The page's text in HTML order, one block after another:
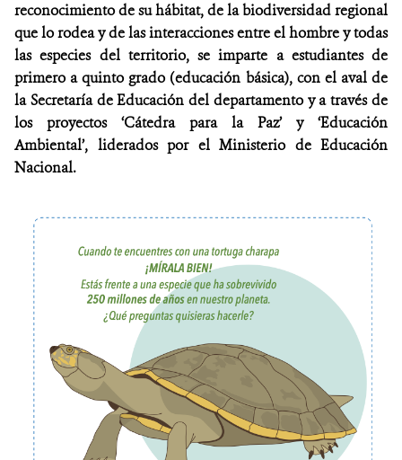
ALIADOS Y ALIANZAS
COBERTURA EN MEDIOS DE COMUNICACIÓN
INFORME ANUAL WCS
MECANISMO DE ATENCIÓN DE QUEJAS Y RECLAMOS
reconocimiento de su hábitat, de la biodiversidad regional
que lo rodea y de las interacciones entre el hombre y todas
las especies del territorio, se imparte a estudiantes de
primero a quinto grado (educación básica), con el aval de
la Secretaría de Educación del departamento y a través de
los proyectos ‘Cátedra para la Paz’ y ‘Educación
Ambiental’, liderados por el Ministerio de Educación
Nacional.